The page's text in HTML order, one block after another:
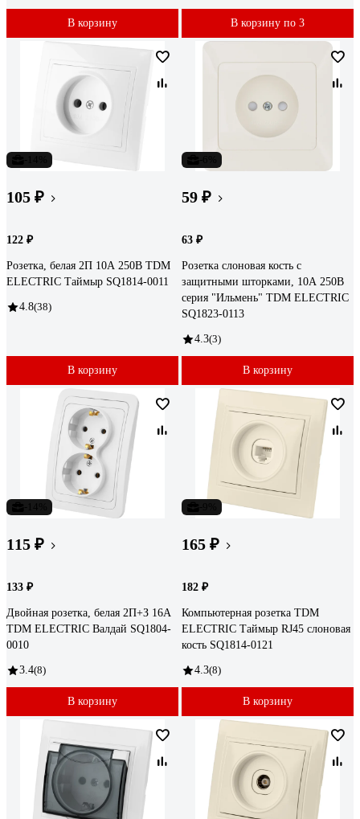
В корзину В корзину по 3
105 ₽
122 ₽
Розетка, белая 2П 10А 250В TDM
ELECTRIC Таймыр SQ1814-0011
4.8(38)
В корзину
59 ₽
63 ₽
Розетка слоновая кость с
защитными шторками, 10А 250В
серия "Ильмень" TDM ELECTRIC
SQ1823-0113
4.3(3)
В корзину
115 ₽
133 ₽
Двойная розетка, белая 2П+З 16А
TDM ELECTRIC Валдай SQ1804-
0010
3.4(8)
В корзину
165 ₽
182 ₽
Компьютерная розетка TDM
ELECTRIC Таймыр RJ45 слоновая
кость SQ1814-0121
4.3(8)
В корзину